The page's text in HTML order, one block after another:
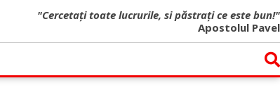
"Cercetați toate lucrurile, si păstrați ce este bun!"
Apostolul Pavel